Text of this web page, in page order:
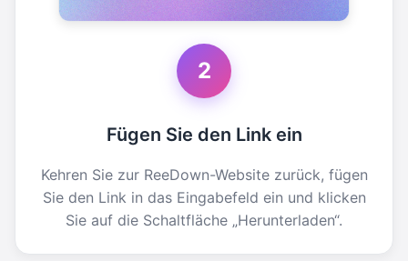
2
Fügen Sie den Link ein
Kehren Sie zur ReeDown-Website zurück, fügen
Sie den Link in das Eingabefeld ein und klicken
Sie auf die Schaltfläche „Herunterladen“.